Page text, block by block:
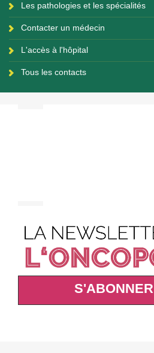
Les pathologies et les spécialités
Contacter un médecin
L'accès à l'hôpital
Tous les contacts
S'ABONNER